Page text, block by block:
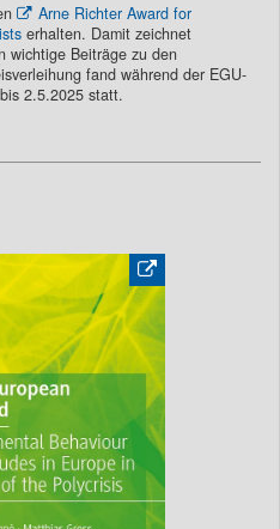
Arne Richter Award for
erhalten. Damit zeichnet
wichtige Beiträge zu den
fand während der EGU-
2.5.2025 statt.